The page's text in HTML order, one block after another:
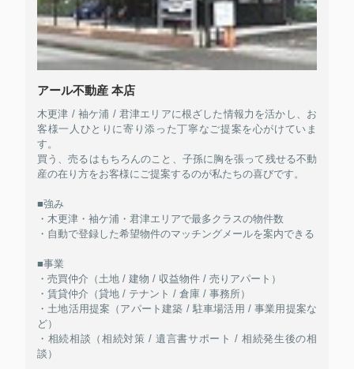
アール不動産 本店
木更津 / 袖ケ浦 / 君津エリアに根ざした情報力を活かし、お
客様一人ひとりに寄り添った丁寧なご提案を心がけていま
す。
買う、売るはもちろんのこと、子孫に胸を張って残せる不動
産の在り方をお客様にご提案するのが私たちの喜びです。
■強み
・木更津・袖ケ浦・君津エリアで最多クラスの物件数
・自動で登録した希望物件のマッチングメールを案内できる
■事業
・売買仲介（土地 / 建物 / 収益物件 / 売りアパート）
・賃貸仲介（貸地 / テナント / 倉庫 / 事務所）
・土地活用提案（アパート建築 / 駐車場活用 / 事業用提案な
ど）
・相続相談（相続対策 / 遺言書サポート / 相続発生後の相
談）